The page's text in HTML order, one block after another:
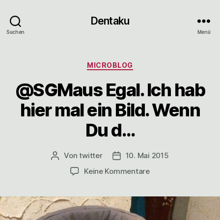
Suchen
Dentaku
Menü
Kategorien
MICROBLOG
@SGMaus Egal. Ich hab
hier mal ein Bild. Wenn
Du d…
Beitragsautor
Vontwitter Veröffentlichungsdatum
10. Mai 2015
Keine Kommentarezu